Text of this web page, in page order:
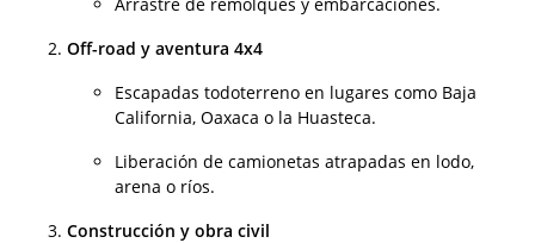
Off-road y aventura 4x4
Escapadas todoterreno en lugares como Baja
California, Oaxaca o la Huasteca.
Liberación de camionetas atrapadas en lodo,
arena o ríos.
Construcción y obra civil